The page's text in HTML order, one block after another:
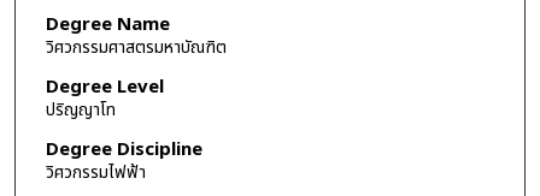
Degree Name
วิศวกรรมศาสตรมหาบัณฑิต
Degree Level
ปริญญาโท
Degree Discipline
วิศวกรรมไฟฟ้า